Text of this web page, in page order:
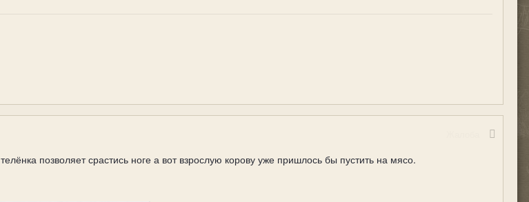
позволяет срастись ноге а вот взрослую корову уже пришлось бы пустить на мясо.